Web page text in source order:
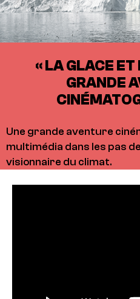
« LA GLACE ET
GRANDE
Une grande aventure
multimédia dans les pas
visionnaire du climat.